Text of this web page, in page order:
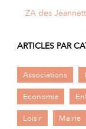
ZA des
ARTICLES PAR
Associations
Economie
Loisir Mairie